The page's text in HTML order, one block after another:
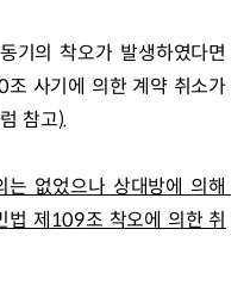
기의 착오가 발생하였다면
사기에 의한 계약 취소가
참고).
는 없었으나 상대방에 의해
법 제 109조 착오에 의한 취